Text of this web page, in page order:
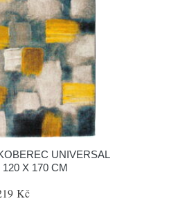
UNIVERSAL
X 170 CM
Kč